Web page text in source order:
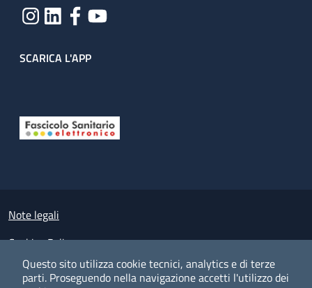
Questo sito utilizza cookie tecnici, analytics e di terze
parti. Proseguendo nella navigazione accetti l'utilizzo dei
SCARICA L'APP
Small prints
Note legali
Cookies Policy
Policy privacy e protezione del dato personale